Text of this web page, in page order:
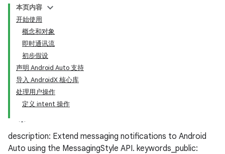
本页内容
开始使用
概念和对象
即时通讯流
初步假设
声明 Android Auto 支持
导入 AndroidX 核心库
处理用户操作
定义 intent 操作
description: Extend messaging notifications to Android
Auto using the MessagingStyle API. keywords_public: